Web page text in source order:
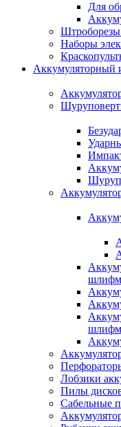
Для
Штроборезы
Наборы
Аккумуляторный
Лобзики
Пилы
Сабельные